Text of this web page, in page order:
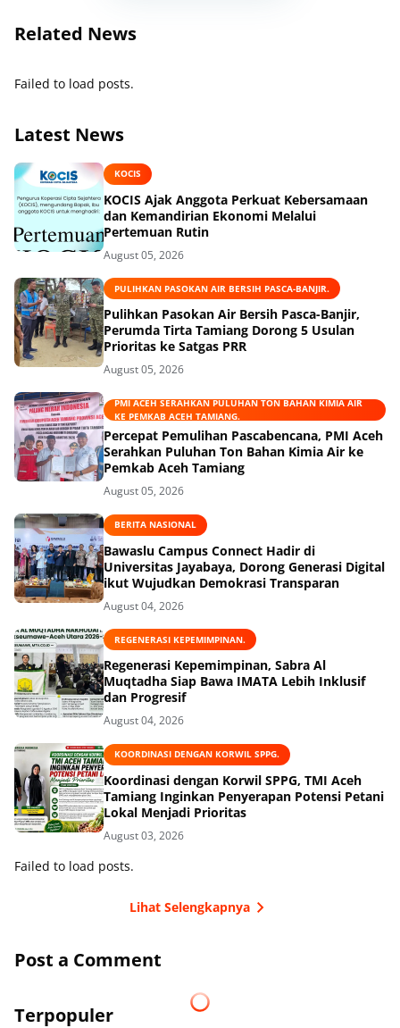
Related News
Failed to load posts.
Latest News
KOCIS
KOCIS Ajak Anggota Perkuat Kebersamaan
dan Kemandirian Ekonomi Melalui
Pertemuan Rutin
August 05, 2026
PULIHKAN PASOKAN AIR BERSIH PASCA-BANJIR.
Pulihkan Pasokan Air Bersih Pasca-Banjir,
Perumda Tirta Tamiang Dorong 5 Usulan
Prioritas ke Satgas PRR
August 05, 2026
PMI ACEH SERAHKAN PULUHAN TON BAHAN KIMIA AIR
KE PEMKAB ACEH TAMIANG.
Percepat Pemulihan Pascabencana, PMI Aceh
Serahkan Puluhan Ton Bahan Kimia Air ke
Pemkab Aceh Tamiang
August 05, 2026
BERITA NASIONAL
Bawaslu Campus Connect Hadir di
Universitas Jayabaya, Dorong Generasi Digital
ikut Wujudkan Demokrasi Transparan
August 04, 2026
REGENERASI KEPEMIMPINAN.
Regenerasi Kepemimpinan, Sabra Al
Muqtadha Siap Bawa IMATA Lebih Inklusif
dan Progresif
August 04, 2026
KOORDINASI DENGAN KORWIL SPPG.
Koordinasi dengan Korwil SPPG, TMI Aceh
Tamiang Inginkan Penyerapan Potensi Petani
Lokal Menjadi Prioritas
August 03, 2026
Failed to load posts.
Lihat Selengkapnya
Post a Comment
Terpopuler